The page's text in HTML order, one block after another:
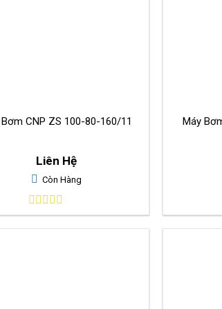
Máy Bơm CNP ZS 100-80-160/11
Liên Hệ
Còn Hàng
0
out